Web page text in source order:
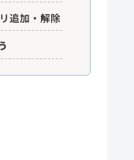
追加・解除